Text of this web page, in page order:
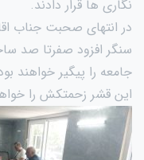
نگاری ها قرار دادند.
در انتهای صحبت جناب
سنگر افزود صفرتا صد
جامعه را پیگیر خواهند
این قشر زحمتکش را